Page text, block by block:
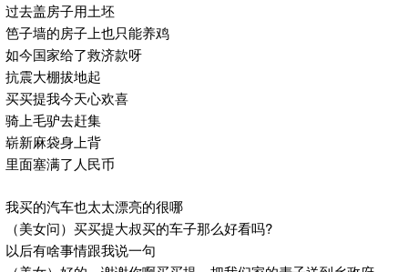
过去盖房子用土坯
笆子墙的房子上也只能养鸡
如今国家给了救济款呀
抗震大棚拔地起
买买提我今天心欢喜
骑上毛驴去赶集
崭新麻袋身上背
里面塞满了人民币
我买的汽车也太太漂亮的很哪
（美女问）买买提大叔买的车子那么好看吗?
以后有啥事情跟我说一句